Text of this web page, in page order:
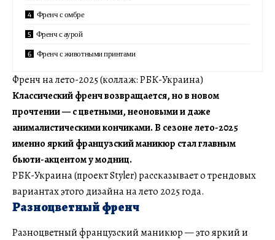
Френч с омбре
Френч с аурой
Френч с животными принтами
Френч на лето-2025 (коллаж: РБК-Украина)
Классический френч возвращается, но в новом
прочтении — с цветными, неоновыми и даже
анималистическими кончиками. В сезоне лето-2025
именно яркий французский маникюр стал главным
бьюти-акцентом у модниц.
РБК-Украина (проект Styler) рассказывает о трендовых
вариантах этого дизайна на лето 2025 года.
Разноцветный френч
Разноцветный французский маникюр — это яркий и